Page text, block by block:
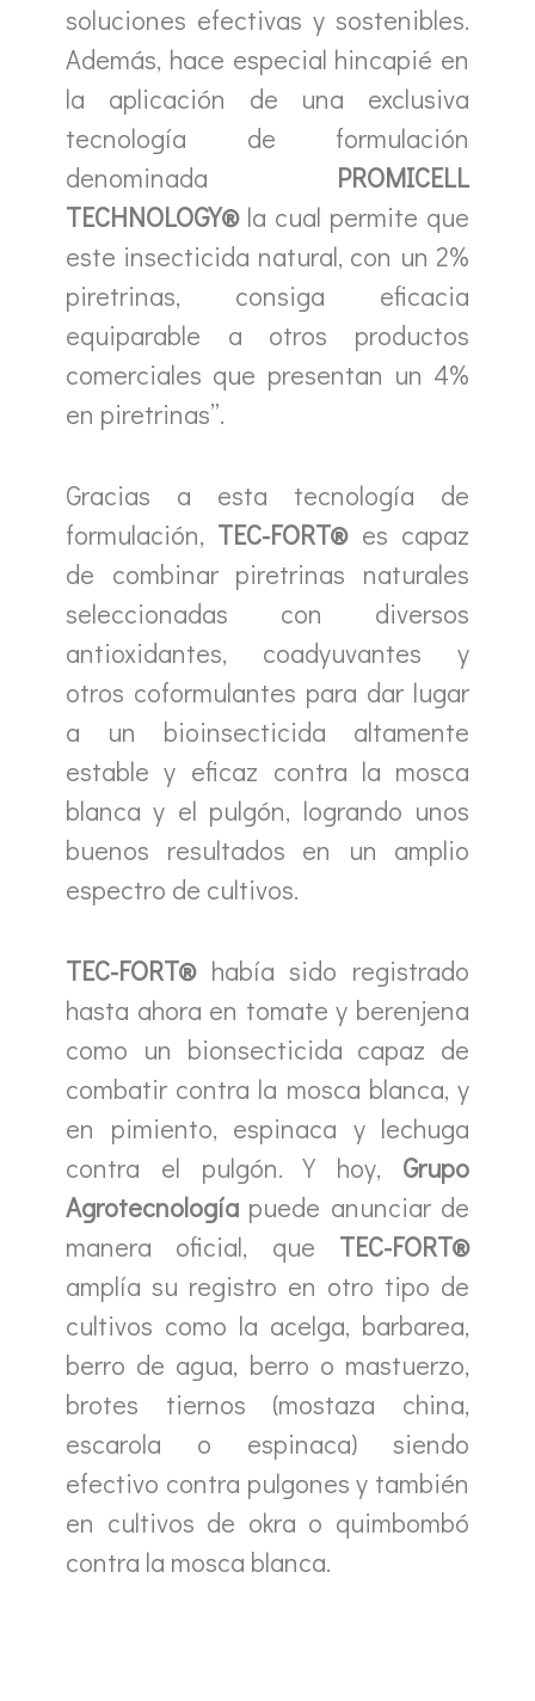
soluciones efectivas y sostenibles.
Además, hace especial hincapié en
la aplicación de una exclusiva
tecnología de formulación
denominada PROMICELL
TECHNOLOGY®la cual permite que
este insecticida natural, con un 2%
piretrinas, consiga eficacia
equiparable a otros productos
comerciales que presentan un 4%
en piretrinas”.
Gracias a esta tecnología de
formulación, TEC-FORT®es capaz
de combinar piretrinas naturales
seleccionadas con diversos
antioxidantes, coadyuvantes y
otros coformulantes para dar lugar
a un bioinsecticida altamente
estable y eficaz contra la mosca
blanca y el pulgón, logrando unos
buenos resultados en un amplio
espectro de cultivos.
TEC-FORT®había sido registrado
hasta ahora en tomate y berenjena
como un bionsecticida capaz de
combatir contra la mosca blanca, y
en pimiento, espinaca y lechuga
contra el pulgón. Y hoy, Grupo
Agrotecnología puede anunciar de
manera oficial, que TEC-FORT®
amplía su registro en otro tipo de
cultivos como la acelga, barbarea,
berro de agua, berro o mastuerzo,
brotes tiernos (mostaza china,
escarola o espinaca) siendo
efectivo contra pulgones y también
en cultivos de okra o quimbombó
contra la mosca blanca.